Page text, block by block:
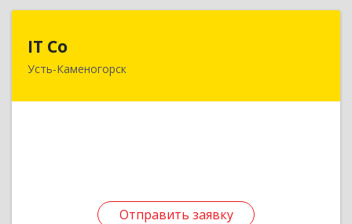
IT Co
Усть-Каменогорск
Отправить заявку
Республика Казахстан, 070019, ВКО, г. Усть-
Отправить заявку